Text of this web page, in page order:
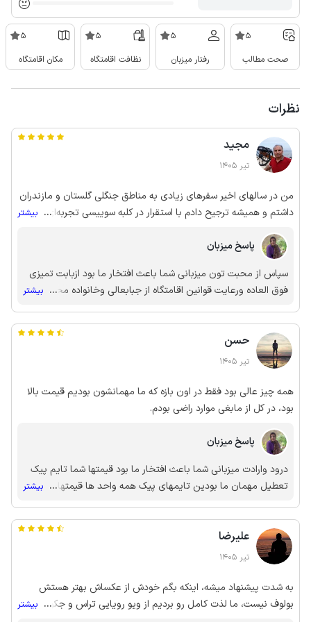
5
صحت مطالب
5
رفتار میزبان
5
نظافت اقامتگاه
5
مکان اقامتگاه
نظرات
مجید
تیر 1405
من در سالهای اخیر سفرهای زیادی به مناطق جنگلی گلستان و مازندران
داشتم و همیشه ترجیح دادم با استقرار در کلبه سوییسی تجربه‌ای
نشیمن و آشپزخانه در طبقه بالا و در کنار یک تراس بزرگ و دلباز با چشم
انداز زیبا - وجود اتاق خواب در طبقه پایین با رعایت حریم خصوصی و
در کنار جکوزی و سرویس ها - داشتن جکوزی چهار نفره حرفه‌ای در یک
لوکیشن اختصاصی و جالب و جدای از مکان پذیرایی زمانی که ما
مراجعه کردیم، مازندران بدلیل گرمای زیاد تعطیل رسمی شده بود و ما
هم کلا از ویلا خارج نشدیم و از محیط و امکانات کلبه استفاده کردیم.
میتوان با طی سه دقیقه رانندگی، در محل تقاطع رودخانه با جاده اصلی
از آب و هوای خنک‌تر رودخانه نیز لذت برد. ضمنا میزبان باشخصیت و
... بیشتر
پاسخ میزبان
سپاس از محبت تون میزبانی شما باعث افتخار ما بود ازبابت تمیزی
فوق العاده ورعایت قوانین اقامتگاه از جبابعالی وخانواده محترم ویژه
واقامتگاه متعلق به شما خوبان میباشد ارزوی سلامتی ودیدار مجدد
شما بزرگواران ❤️❤️❤️❤️❤️
... بیشتر
حسن
تیر 1405
همه چیز عالی بود فقط در اون بازه که ما مهمانشون بودیم قیمت بالا
بود، در کل از مابغی موارد راضی بودم.
پاسخ میزبان
درود وارادت میزبانی شما باعث افتخار ما بود قیمتها شما تایم پیک
تعطیل مهمان ما بودین تایمهای پیک همه واحد ها قیمتها بالا
مشابه منصفانه تر باشه که هست اقامتگاهها بسته به تمیزی ویو
وامکانات وخدمات قیمت گذاری میشوند ارزوی سلامتی ودیدار مجدد
شما عزیزان ❤️❤️❤️❤️❤️
... بیشتر
علیرضا
تیر 1405
به شدت پیشنهاد میشه، اینکه بگم خودش از عکساش بهتر هستش
بولوف نیست، ما لذت کامل رو بردیم از ویو رویایی تراس و جکوزی
... بیشتر